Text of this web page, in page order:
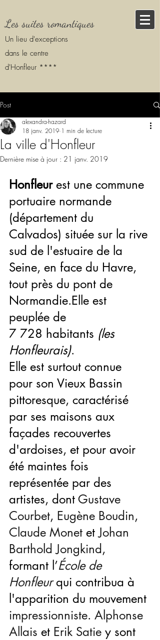
Les suites romantiques
Un lieu d'exceptions
dans le centre
d'Honfleur ****
Post
La ville d'Honfleur
alexandra-hazard
18 janv. 2019 1 min de lecture
Dernière mise à jour : 21 janv. 2019
Honfleur est une commune
portuaire normande
(département du
Calvados) située sur la rive
sud de l'estuaire de la
Seine, en face du Havre,
tout près du pont de
Normandie.Elle est
peuplée de
7 728 habitants (les
Honfleurais).
Elle est surtout connue
pour son Vieux Bassin
pittoresque, caractérisé
par ses maisons aux
façades recouvertes
d'ardoises, et pour avoir
été maintes fois
représentée par des
artistes, dont Gustave
Courbet, Eugène Boudin,
Claude Monet et Johan
Barthold Jongkind,
formant l’École de
Honfleur qui contribua à
l'apparition du mouvement
impressionniste. Alphonse
Allais et Erik Satie y sont